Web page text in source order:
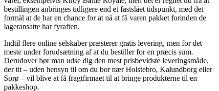
bestillingen anbringes tidligere end et fastslået tidspunkt, med det
formål at de har en chance for at nå at få varen pakket forinden de
lageransatte har fyraften.
Indtil flere online selskaber præsterer gratis levering, men for det
meste under forudsætning af at du bestiller for en præcis sum.
Derudover bør man udse dig den mest prisbevidste leveringsmåde,
der tit – uden hensyn til om du bor nær Holstebro, Kalundborg eller
Sorø – vil blive at få fragtfirmaet til at bringe produkterne til en
pakkeshop.